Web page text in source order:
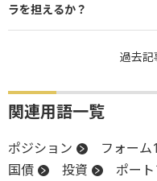
ラを担えるか？
過去記
関連用語一覧
ポジション フォーム
国債
投資 ポー